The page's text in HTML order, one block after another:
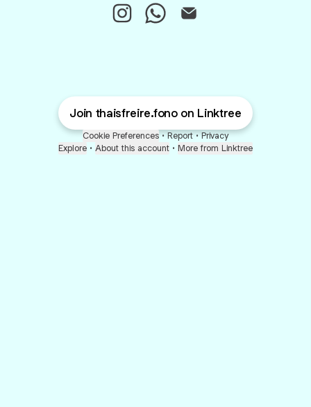
Join thaisfreire.fono on Linktree
Cookie Preferences • Report • Privacy
Explore • About this account • More from Linktree